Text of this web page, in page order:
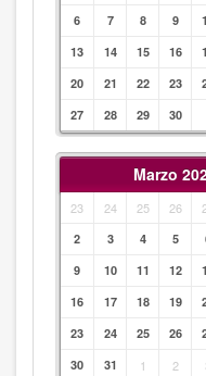
6
7 8 9
13
14 15 16
20
21 22 23
27
28 29 30
Marzo
23 24 25 26
2
3 4 5
9
10 11 12
16
17 18 19
23
24 25 26
30
31 1 2